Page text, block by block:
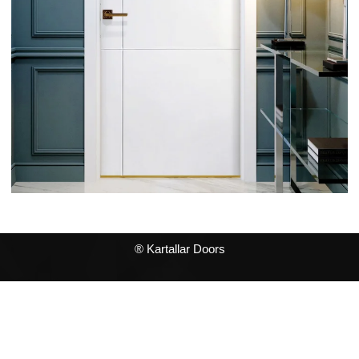
® Kartallar Doors